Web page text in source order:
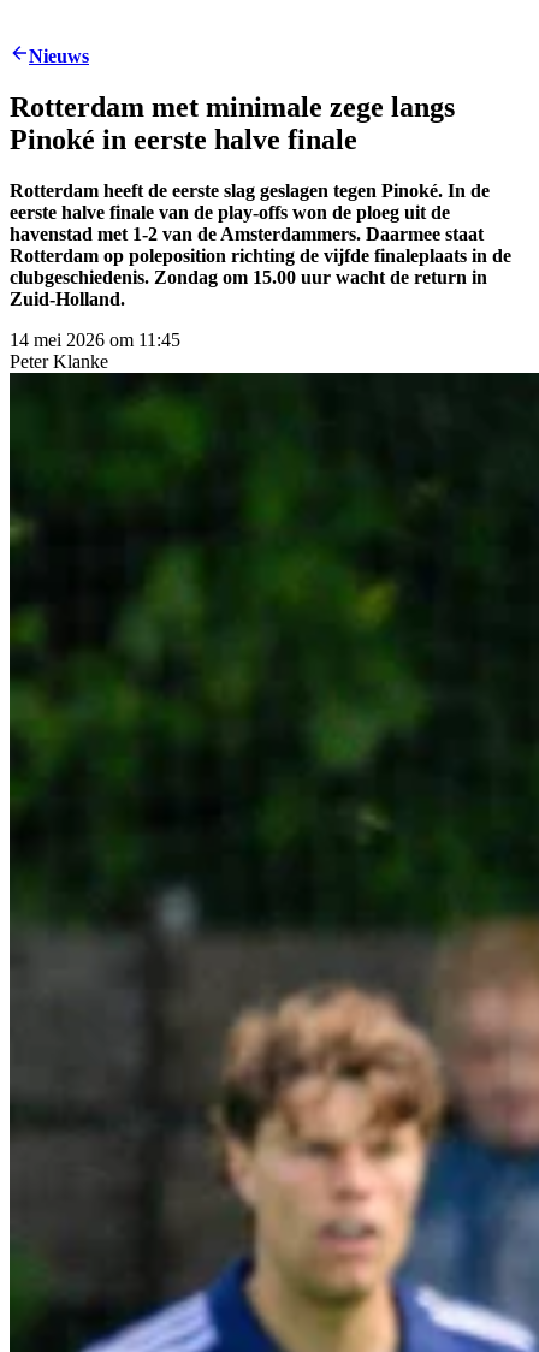
Nieuws
Rotterdam met minimale zege langs
Pinoké in eerste halve finale
Rotterdam heeft de eerste slag geslagen tegen Pinoké. In de
eerste halve finale van de play-offs won de ploeg uit de
havenstad met 1-2 van de Amsterdammers. Daarmee staat
Rotterdam op poleposition richting de vijfde finaleplaats in de
clubgeschiedenis. Zondag om 15.00 uur wacht de return in
Zuid-Holland.
14 mei 2026 om 11:45
PeterKlanke